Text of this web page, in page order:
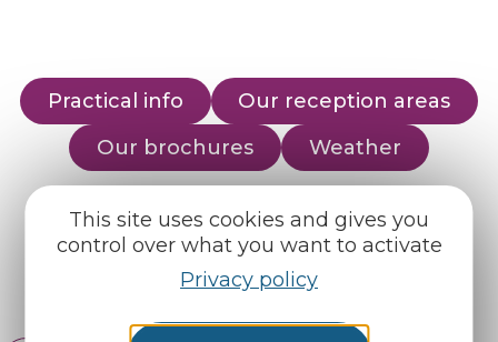
This site uses cookies and gives you
control over what you want to activate
Privacy policy
Practical info
Our reception areas
Our brochures
Weather
Find us on :
Espace pro Partners